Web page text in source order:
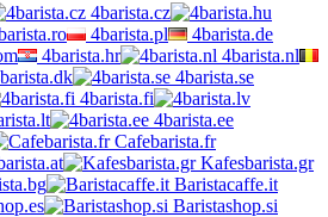
4barista.cz
4barista.pl
4barista.de
4barista.hr
4barista.nl
4barista.se
4barista.fi
4barista.ee
Cafebarista.fr
Kafesbarista.gr
Baristacaffe.it
Baristashop.si